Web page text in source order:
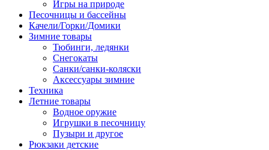
Игры на природе
Песочницы и бассейны
Качели/Горки/Домики
Зимние товары
Тюбинги, ледянки
Снегокаты
Санки/санки-коляски
Аксессуары зимние
Техника
Летние товары
Водное оружие
Игрушки в песочницу
Пузыри и другое
Рюкзаки детские